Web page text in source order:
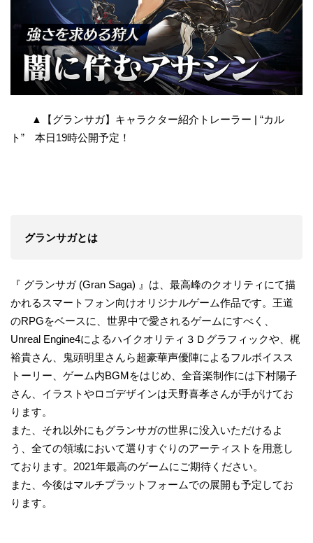
▲【グランサガ】キャラクター紹介トレーラー | “カル
ト” 本日19時公開予定！
グランサガとは
『 グランサガ (Gran Saga) 』は、最高峰のクオリティにて描
かれるスマートフォン向けオリジナルゲーム作品です。王道
のRPGをベースに、世界中で愛されるゲームにすべく、
Unreal Engine4によるハイクオリティ３Ｄグラフィックや、梶
裕貴さん、鬼頭明里さんら超豪華声優陣によるフルボイスス
トーリー、ゲーム内BGMをはじめ、全音楽制作には下村陽子
さん、イラストやロゴデザインは天野喜孝さんが手がけてお
ります。
また、それ以外にもグランサガの世界に没入いただけるよ
う、全ての領域において選りすぐりのアーティストを用意し
ております。2021年最高のゲームにご期待ください。
また、今後はマルチプラットフォームでの展開も予定してお
ります。